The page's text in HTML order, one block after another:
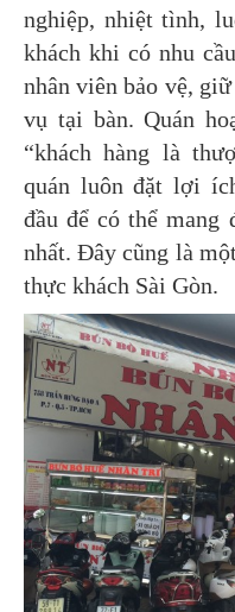
nghiệp, nhiệt tình,
khách khi có nhu
nhân viên bảo vệ,
vụ tại bàn. Quán
“khách hàng là
quán luôn đặt lợi
đầu để có thể mang
nhất. Đây cũng là
thực khách Sài Gòn.